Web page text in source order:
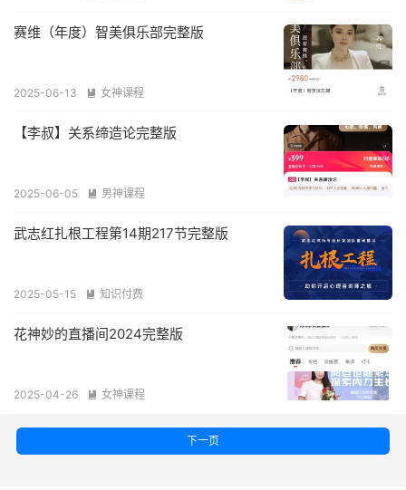
赛维（年度）智美俱乐部完整版
2025-06-13  女神课程
【李叔】关系缔造论完整版
2025-06-05  男神课程
武志红扎根工程第14期217节完整版
2025-05-15  知识付费
花神妙的直播间2024完整版
2025-04-26  女神课程
下一页